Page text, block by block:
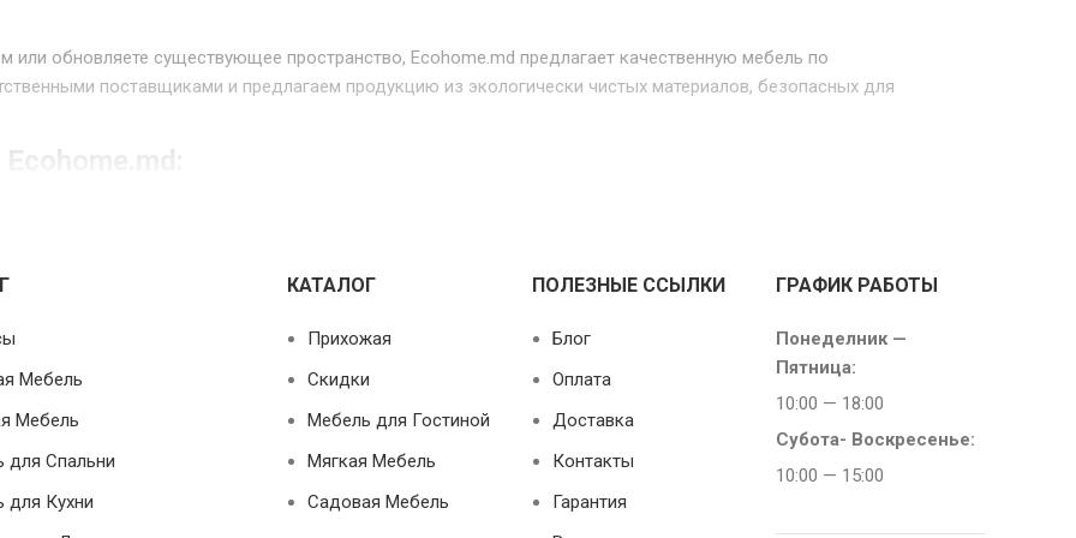
или обновляете существующее пространство, Ecohome.md предлагает качественную мебель по
поставщиками и предлагаем продукцию из экологически чистых материалов, безопасных для
рабочие столы, стеллажи
барная мебель
мягкие гарнитуры для гостиной
шкафы, мебельные комплекты
садовые комплекты
маленькие столы/стулья, тематическая мебель
Мебель
Мебель
для Спальни
для Кухни
КАТАЛОГ
Прихожая
Скидки
Мебель для Гостиной
Мягкая Мебель
Садовая Мебель
ПОЛЕЗНЫЕ ССЫЛКИ
Блог
Оплата
Доставка
Контакты
Гарантия
ГРАФИК РАБОТЫ
Понеделник —
Пятница:
10:00 — 18:00
Субота- Воскресенье:
10:00 — 15:00